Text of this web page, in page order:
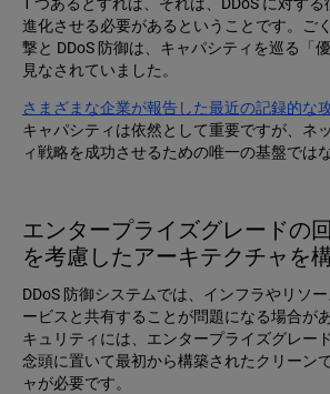
1 つあるとすれば、それは、DDoS に対す
進化させる必要があるということです。ご
撃と DDoS 防御は、キャパシティを巡る「
見なされていました。
さまざまな企業が報告した最近の記録的な
キャパシティは依然として重要ですが、ネ
ィ戦略を成功させるための唯一の基盤では
エンタープライズグレードの
を考慮したアーキテクチャを
DDoS 防御システムでは、インフラやリソ
ービスと共有することが問題になる場合が
キュリティには、エンタープライズグレー
念頭に置いて最初から構築されたクリーン
ャが必要です。